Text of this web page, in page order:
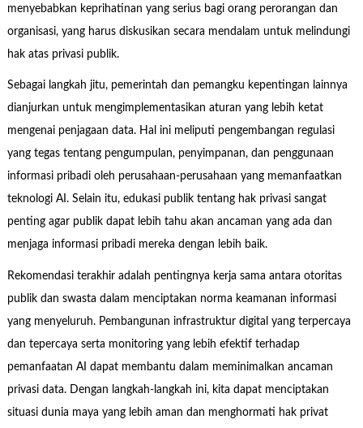
menyebabkan keprihatinan yang serius bagi orang perorangan dan
organisasi, yang harus diskusikan secara mendalam untuk melindungi
hak atas privasi publik.
Sebagai langkah jitu, pemerintah dan pemangku kepentingan lainnya
dianjurkan untuk mengimplementasikan aturan yang lebih ketat
mengenai penjagaan data. Hal ini meliputi pengembangan regulasi
yang tegas tentang pengumpulan, penyimpanan, dan penggunaan
informasi pribadi oleh perusahaan-perusahaan yang memanfaatkan
teknologi AI. Selain itu, edukasi publik tentang hak privasi sangat
penting agar publik dapat lebih tahu akan ancaman yang ada dan
menjaga informasi pribadi mereka dengan lebih baik.
Rekomendasi terakhir adalah pentingnya kerja sama antara otoritas
publik dan swasta dalam menciptakan norma keamanan informasi
yang menyeluruh. Pembangunan infrastruktur digital yang terpercaya
dan tepercaya serta monitoring yang lebih efektif terhadap
pemanfaatan AI dapat membantu dalam meminimalkan ancaman
privasi data. Dengan langkah-langkah ini, kita dapat menciptakan
situasi dunia maya yang lebih aman dan menghormati hak privat